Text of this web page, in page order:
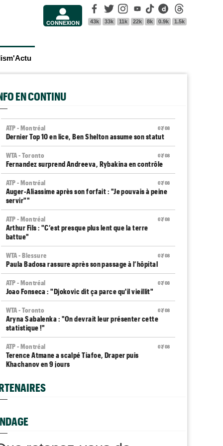
CONNEXION
Facebook
43k
Twitter
33k
Instagram
11k
Youtube
22k
Tik Tok
8k
Dailymotion
0.9k 1.5k
EN CONTINU
07/08
ATP - Montréal
Dernier Top 10 en lice, Ben Shelton assume son statut
07/08
WTA - Toronto
Fernandez surprend Andreeva, Rybakina en contrôle
07/08
ATP - Montréal
Auger-Aliassime après son forfait : "Je pouvais à peine
servir""
07/08
ATP - Montréal
Arthur Fils : "C’est presque plus lent que la terre
battue"
07/08
WTA - Blessure
Paula Badosa rassure après son passage à l’hôpital
07/08
ATP - Montréal
Joao Fonseca : "Djokovic dit ça parce qu'il vieillit"
07/08
WTA - Toronto
Aryna Sabalenka : "On devrait leur présenter cette
statistique !"
07/08
ATP - Montréal
Terence Atmane a scalpé Tiafoe, Draper puis
Khachanov en 9 jours
Plovdiv (CH)
Yannick Alexandrescou, 18 ans, privé d'une première
demie en Chal'
ATP / WTA
Tous les programmes et résultats du vendredi 7 août
2026